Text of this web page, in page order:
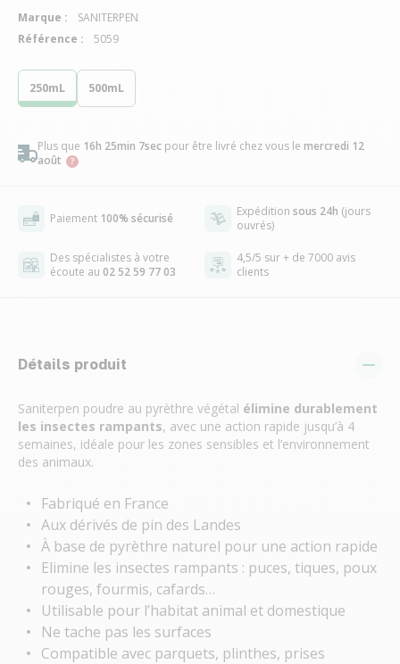
250mL 500mL
Plus que 16h 25min 7sec pour être livré chez vous le mercredi 12
août
Paiement 100% sécurisé Expédition sous 24h (jours
ouvrés)
Des spécialistes à votre
écoute au 02 52 59 77 03
4,5/5 sur + de 7000 avis
clients
Détails produit
Saniterpen poudre au pyrèthre végétal élimine durablement
les insectes rampants, avec une action rapide jusqu’à 4
semaines, idéale pour les zones sensibles et l’environnement
des animaux.
Fabriqué en France
Aux dérivés de pin des Landes
À base de pyrèthre naturel pour une action rapide
Elimine les insectes rampants : puces, tiques, poux
rouges, fourmis, cafards…
Utilisable pour l’habitat animal et domestique
Ne tache pas les surfaces
Compatible avec parquets, plinthes, prises
Marque :
SANITERPEN
Référence :
5059